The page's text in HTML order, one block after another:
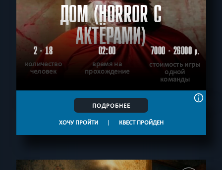
ДОМ (HORROR С
АКТЁРАМИ)
2 - 18
количество
человек
02:00
время на
прохождение
7000 - 26000р.
стоимость игры
одной
команды
ПОДРОБНЕЕ
ХОЧУ ПРОЙТИ | КВЕСТ ПРОЙДЕН